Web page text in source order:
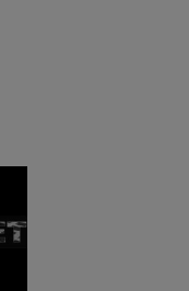
perforowanych m.in:
10 mm, podłużne,
na pewno coś